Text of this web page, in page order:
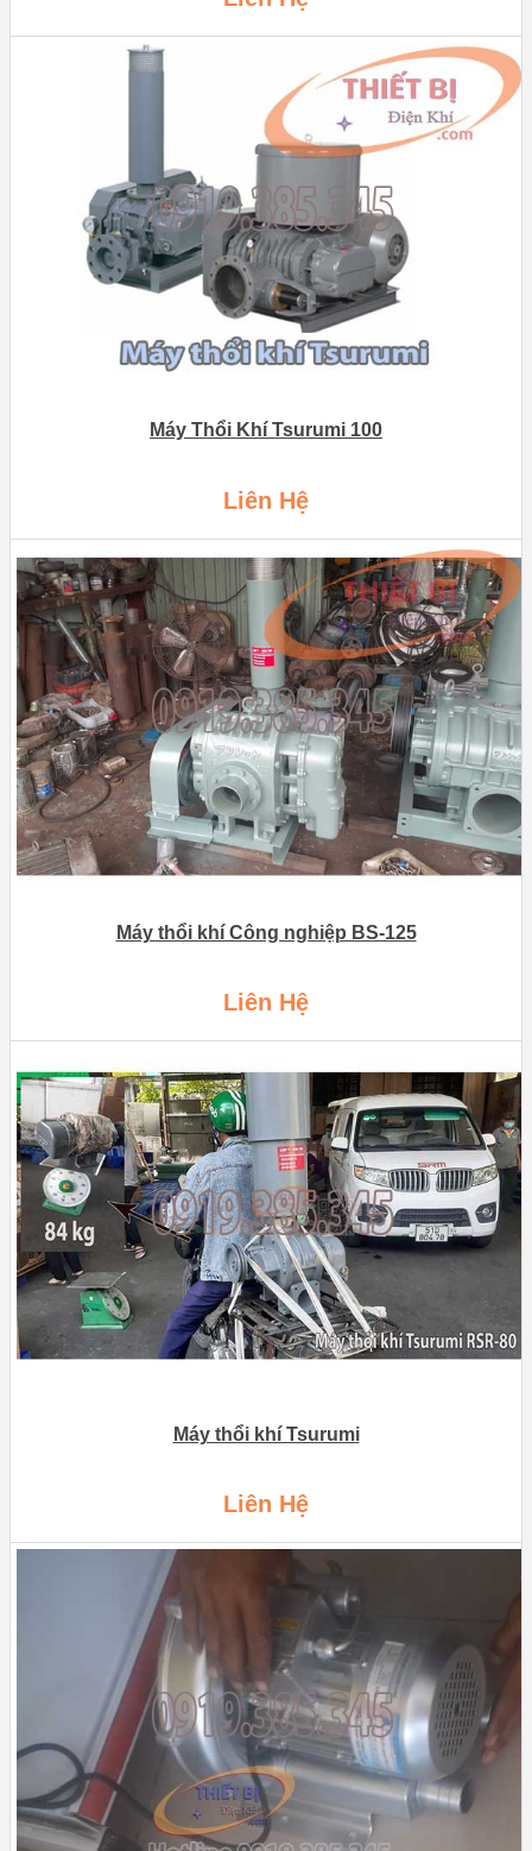
Máy Thổi Khí Tsurumi 100
Liên Hệ
Máy thổi khí Công nghiệp BS-125
Liên Hệ
Máy thổi khí Tsurumi
Liên Hệ